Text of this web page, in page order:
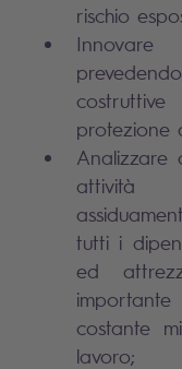
rischio
protezione
Analizzare
attività
tutti i
ed
costante
lavoro;